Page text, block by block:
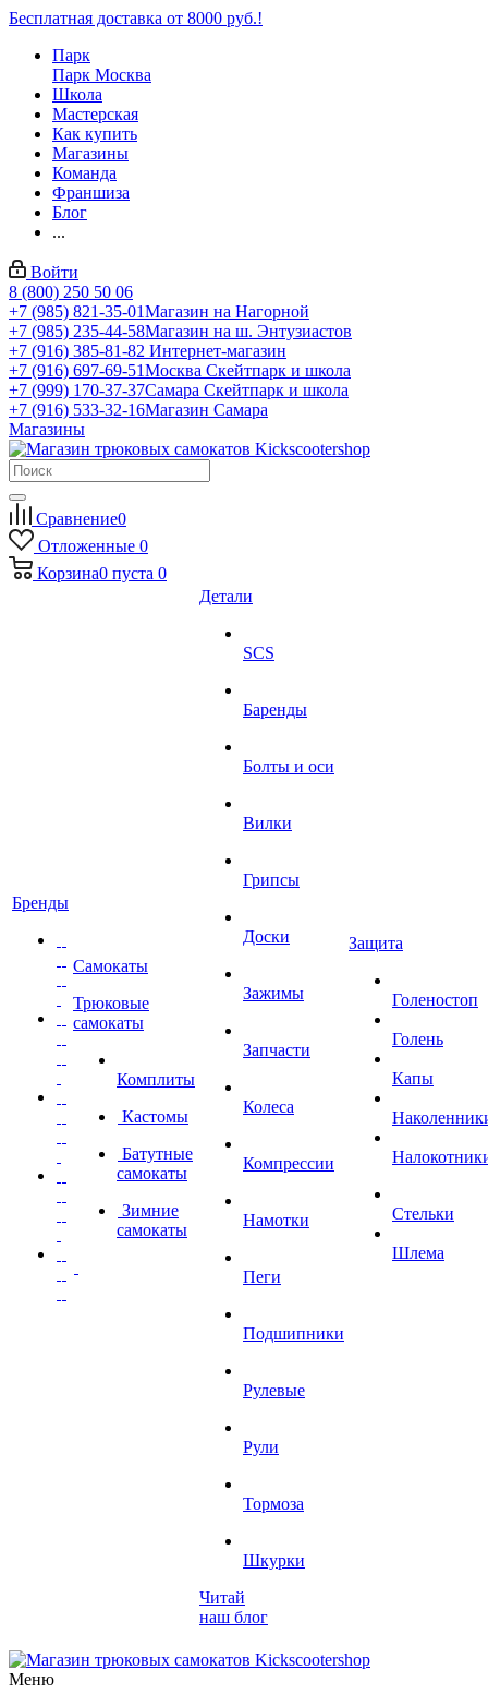
Бесплатная доставка от 8000 руб.!
Парк
Парк Москва
Школа
Мастерская
Как купить
Магазины
Команда
Франшиза
Блог
...
Войти
8 (800) 250 50 06
+7 (985) 821-35-01Магазин на Нагорной
+7 (985) 235-44-58Магазин на ш. Энтузиастов
+7 (916) 385-81-82 Интернет-магазин
+7 (916) 697-69-51Москва Скейтпарк и школа
+7 (999) 170-37-37Самара Скейтпарк и школа
+7 (916) 533-32-16Магазин Самара
Магазины
Сравнение0
Отложенные 0
Корзина0 пуста 0
Бренды
Самокаты
Трюковые
самокаты
Комплиты
Кастомы
Батутные
самокаты
Зимние
самокаты
Детали
SCS
Баренды
Болты и оси
Вилки
Грипсы
Доски
Зажимы
Запчасти
Колеса
Компрессии
Намотки
Пеги
Подшипники
Рулевые
Рули
Тормоза
Шкурки
Читай
наш блог
Защита
Голеностоп
Голень
Капы
Стельки
Шлема
Меню